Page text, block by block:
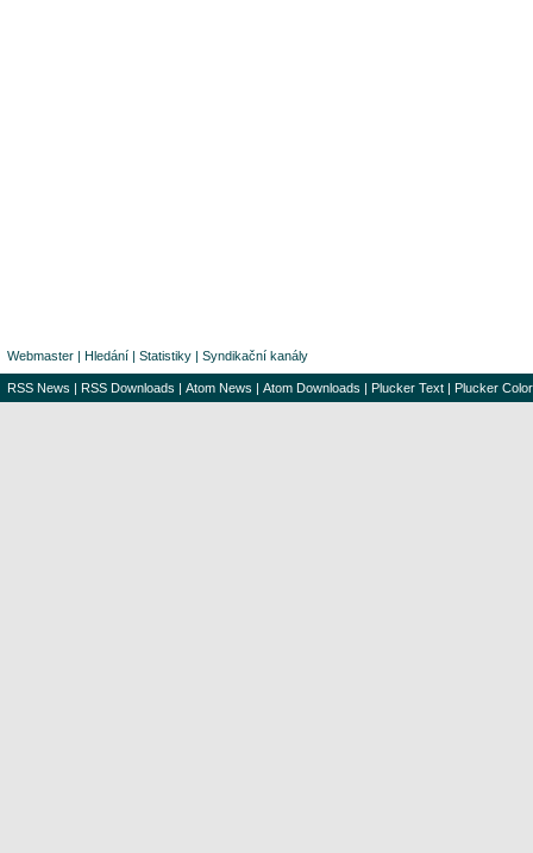
Webmaster | Hledání | Statistiky | Syndikační kanály
RSS News | RSS Downloads | Atom News | Atom Downloads | Plucker Text | Plucker Color